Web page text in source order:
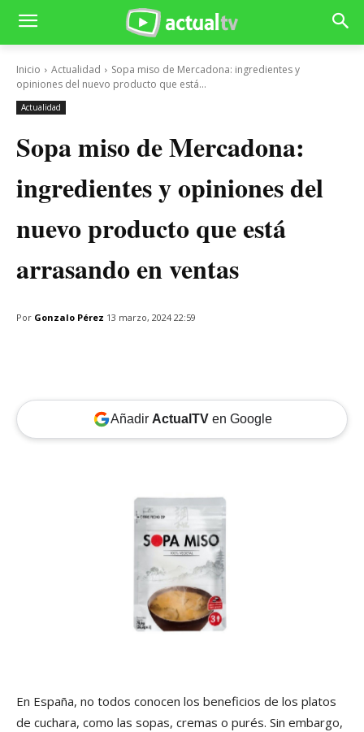
Inicio Actualidad
Sopa miso de Mercadona: ingredientes y
opiniones del nuevo producto que está...
Actualidad
Sopa miso de Mercadona:
ingredientes y opiniones del
nuevo producto que está
arrasando en ventas
Por Gonzalo Pérez 13 marzo, 2024 22:59
Añadir ActualTVen Google
En España, no todos conocen los beneficios de los platos
de cuchara, como las sopas, cremas o purés. Sin embargo,